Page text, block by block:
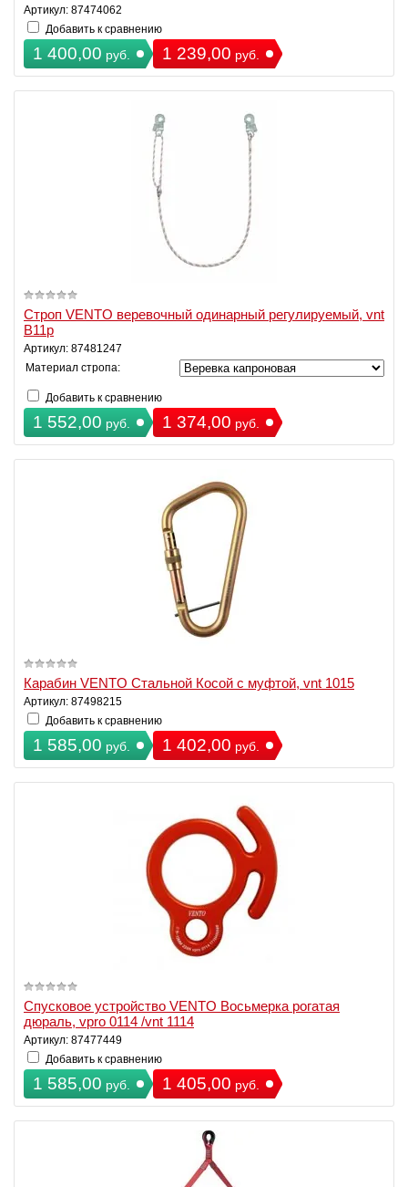
Артикул: 87474062
Добавить к сравнению
1 400,00 руб. 1 239,00 руб.
Строп VENTO веревочный одинарный регулируемый, vnt
B11p
Артикул: 87481247
Материал стропа:
Добавить к сравнению
1 552,00 руб. 1 374,00 руб.
Карабин VENTO Стальной Косой с муфтой, vnt 1015
Артикул: 87498215
Добавить к сравнению
1 585,00 руб. 1 402,00 руб.
Спусковое устройство VENTO Восьмерка рогатая
дюраль, vpro 0114 /vnt 1114
Артикул: 87477449
Добавить к сравнению
1 585,00 руб. 1 405,00 руб.